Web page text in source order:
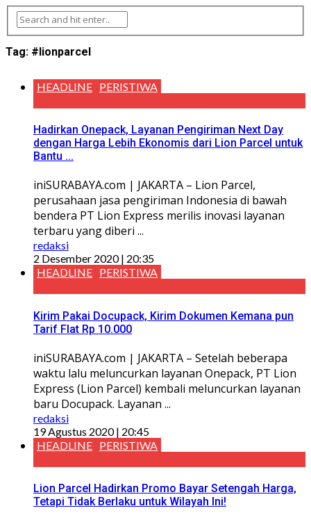
Tag: #lionparcel
HEADLINE PERISTIWA
Hadirkan Onepack, Layanan Pengiriman Next Day
dengan Harga Lebih Ekonomis dari Lion Parcel untuk
Bantu ...
iniSURABAYA.com | JAKARTA – Lion Parcel,
perusahaan jasa pengiriman Indonesia di bawah
bendera PT Lion Express merilis inovasi layanan
terbaru yang diberi ...
redaksi
2 Desember 2020 | 20:35
HEADLINE PERISTIWA
Kirim Pakai Docupack, Kirim Dokumen Kemana pun
Tarif Flat Rp 10.000
iniSURABAYA.com | JAKARTA – Setelah beberapa
waktu lalu meluncurkan layanan Onepack, PT Lion
Express (Lion Parcel) kembali meluncurkan layanan
baru Docupack. Layanan ...
redaksi
19 Agustus 2020 | 20:45
HEADLINE PERISTIWA
Lion Parcel Hadirkan Promo Bayar Setengah Harga,
Tetapi Tidak Berlaku untuk Wilayah Ini!